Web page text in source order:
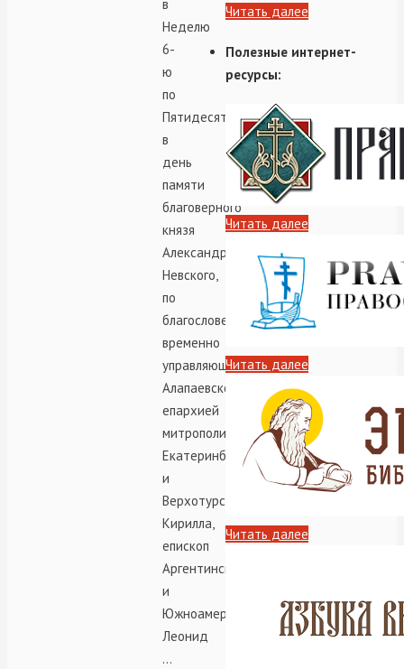
в
Неделю
6-
ю
по
Пятидесятнице,
в
день
памяти
благоверного
князя
Александра
Невского,
по
благословению
временно
управляющего
Алапаевской
епархией
митрополита
Екатеринбургского
и
Верхотурского
Кирилла,
епископ
Аргентинский
и
Южноамериканский
Леонид
…
Читать далее
Полезные интернет-
ресурсы:
Читать далее
Читать далее
Читать далее